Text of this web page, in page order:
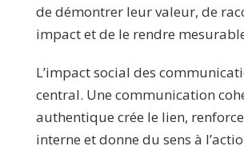
de démontrer leur valeur, de
impact et de le rendre
L’impact social des
central. Une communication
authentique crée le lien,
interne et donne du sens à